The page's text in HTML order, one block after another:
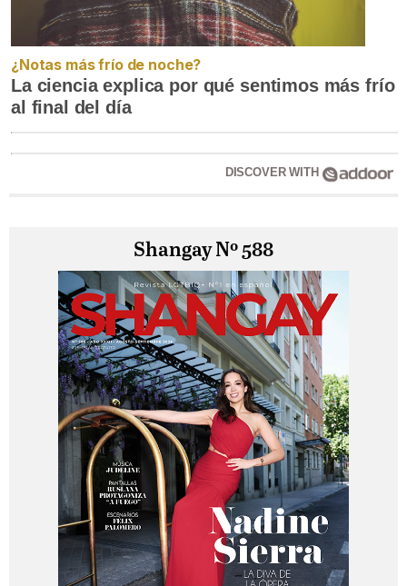
¿Notas más frío de noche?
La ciencia explica por qué sentimos más frío
al final del día
DISCOVER WITH
Shangay Nº 588